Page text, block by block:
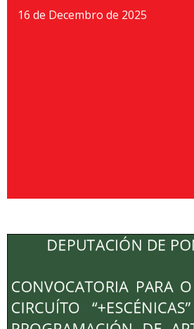
16 de Decembro de 2025